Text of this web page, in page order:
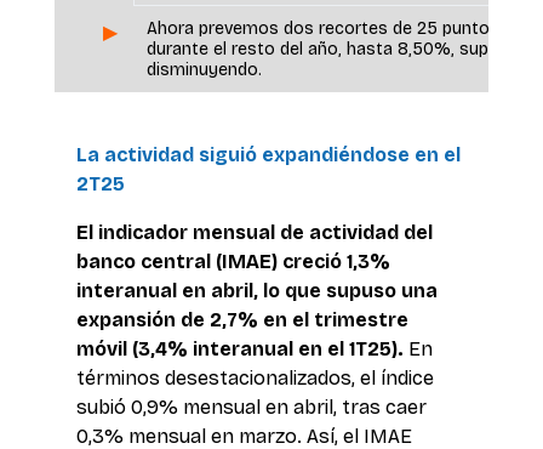
▶
Ahora prevemos dos recortes de 25 puntos
durante el resto del año, hasta 8,50%,
disminuyendo.
La actividad siguió expandiéndose en el
2T25
El indicador mensual de actividad del
banco central (IMAE) creció 1,3%
interanual en abril, lo que supuso una
expansión de 2,7% en el trimestre
móvil (3,4% interanual en el 1T25). En
términos desestacionalizados, el índice
subió 0,9% mensual en abril, tras caer
0,3% mensual en marzo. Así, el IMAE